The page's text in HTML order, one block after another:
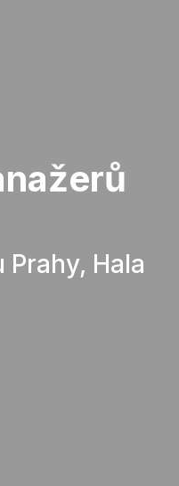
Prahy, Hala